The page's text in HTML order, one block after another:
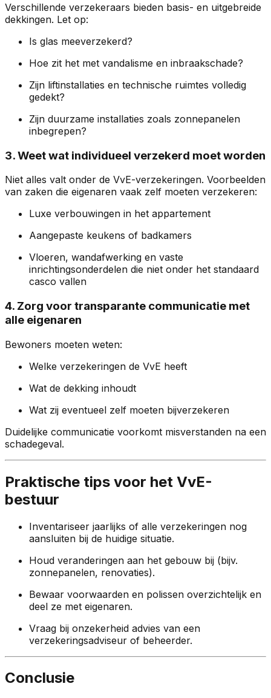
Verschillende verzekeraars bieden basis- en uitgebreide
dekkingen. Let op:
Is glas meeverzekerd?
Hoe zit het met vandalisme en inbraakschade?
Zijn liftinstallaties en technische ruimtes volledig
gedekt?
Zijn duurzame installaties zoals zonnepanelen
inbegrepen?
3. Weet wat individueel verzekerd moet worden
Niet alles valt onder de VvE-verzekeringen. Voorbeelden
van zaken die eigenaren vaak zelf moeten verzekeren:
Luxe verbouwingen in het appartement
Aangepaste keukens of badkamers
Vloeren, wandafwerking en vaste
inrichtingsonderdelen die niet onder het standaard
casco vallen
4. Zorg voor transparante communicatie met
alle eigenaren
Bewoners moeten weten:
Welke verzekeringen de VvE heeft
Wat de dekking inhoudt
Wat zij eventueel zelf moeten bijverzekeren
Duidelijke communicatie voorkomt misverstanden na een
schadegeval.
Praktische tips voor het VvE-
bestuur
Inventariseer jaarlijks of alle verzekeringen nog
aansluiten bij de huidige situatie.
Houd veranderingen aan het gebouw bij (bijv.
zonnepanelen, renovaties).
Bewaar voorwaarden en polissen overzichtelijk en
deel ze met eigenaren.
Vraag bij onzekerheid advies van een
verzekeringsadviseur of beheerder.
Conclusie